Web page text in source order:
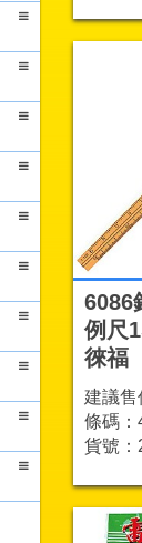
6086
例尺
徠福
建議售
條碼：
貨號：